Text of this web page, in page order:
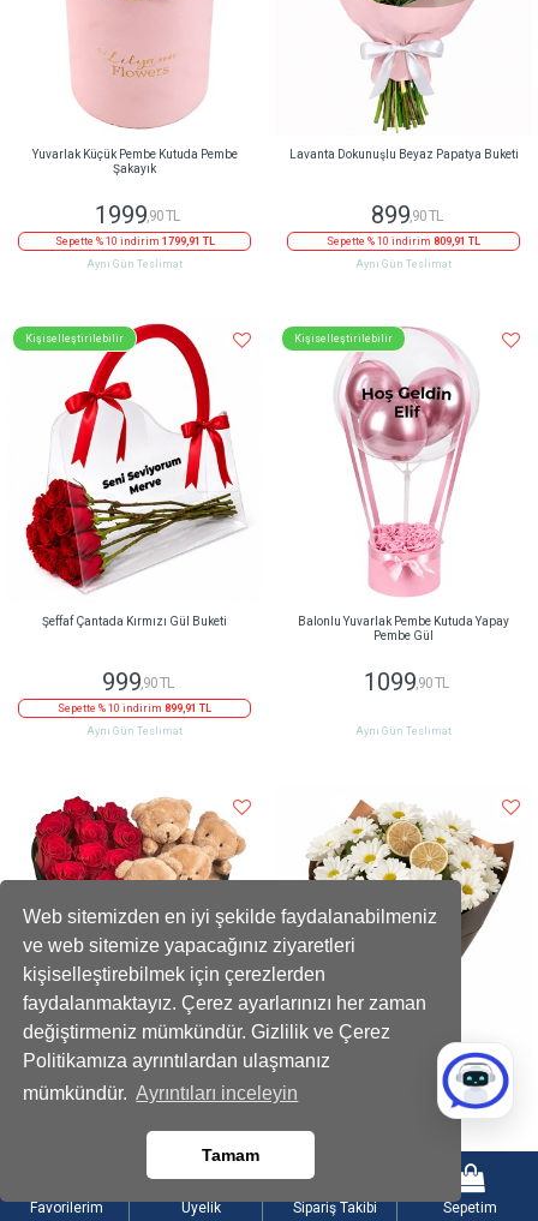
Web sitemizden en iyi şekilde faydalanabilmeniz
ve web sitemize yapacağınız ziyaretleri
kişiselleştirebilmek için çerezlerden
faydalanmaktayız. Çerez ayarlarınızı her zaman
değiştirmeniz mümkündür. Gizlilik ve Çerez
Politikamıza ayrıntılardan ulaşmanız
mümkündür. Ayrıntıları inceleyin
Tamam
Yuvarlak Küçük Pembe Kutuda Pembe
Şakayık
1999,90 TL
Sepette % 10 indirim 1799,91 TL
Aynı Gün Teslimat
Lavanta Dokunuşlu Beyaz Papatya Buketi
899,90 TL
Sepette % 10 indirim 809,91 TL
Aynı Gün Teslimat
Kişiselleştirilebilir
Şeffaf Çantada Kırmızı Gül Buketi
999,90 TL
Sepette % 10 indirim 899,91 TL
Aynı Gün Teslimat
Kişiselleştirilebilir
Balonlu Yuvarlak Pembe Kutuda Yapay
Pembe Gül
1099 ,90 TL
Aynı Gün Teslimat
Kadife Kalpli Ayıcıklı Kutuda Çikolatalı
Kırmızı Gül
Sepette % 10 indirim
Limon Dilimli Beyaz Papatya Buketi
809,91 TL
Favorilerim Üyelik Sipariş Takibi Sepetim